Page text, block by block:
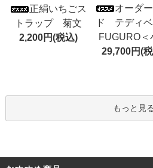
正絹いちごス
トラップ 菊文
2,200円(税込)
オーダ
ド テディベ
FUGURO＜
29,700円(
もっと見る